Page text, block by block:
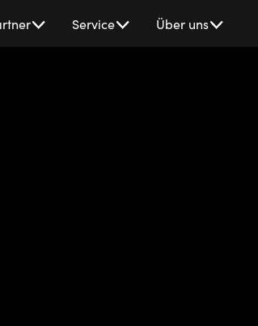
Service Über uns